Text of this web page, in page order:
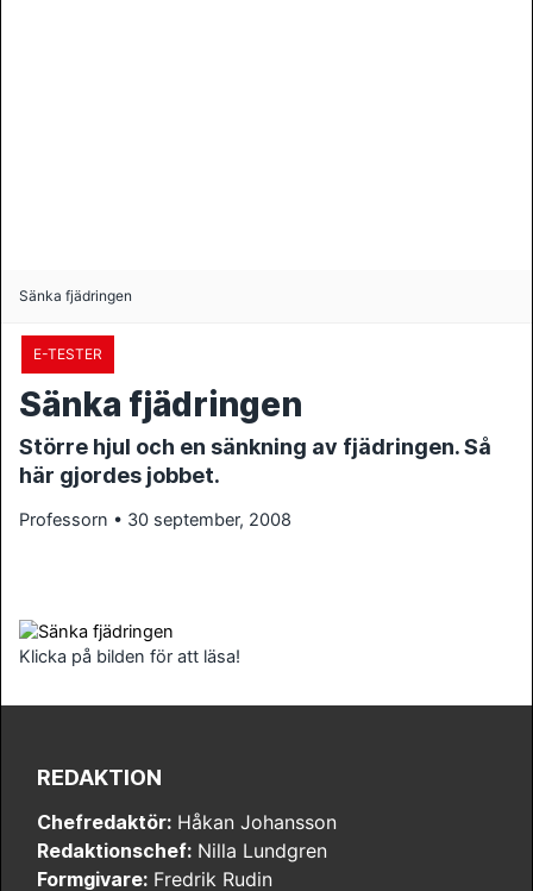
Sänka fjädringen
E-TESTER
Sänka fjädringen
Större hjul och en sänkning av fjädringen. Så
här gjordes jobbet.
Professorn • 30 september, 2008
Klicka på bilden för att läsa!
REDAKTION
Chefredaktör: Håkan Johansson
Redaktionschef: Nilla Lundgren
Formgivare: Fredrik Rudin